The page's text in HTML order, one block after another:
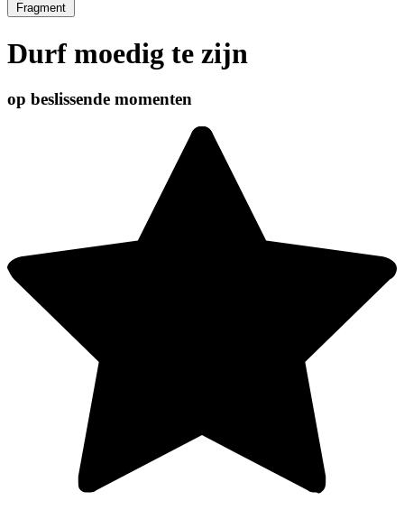
Fragment
Durf moedig te zijn
op beslissende momenten